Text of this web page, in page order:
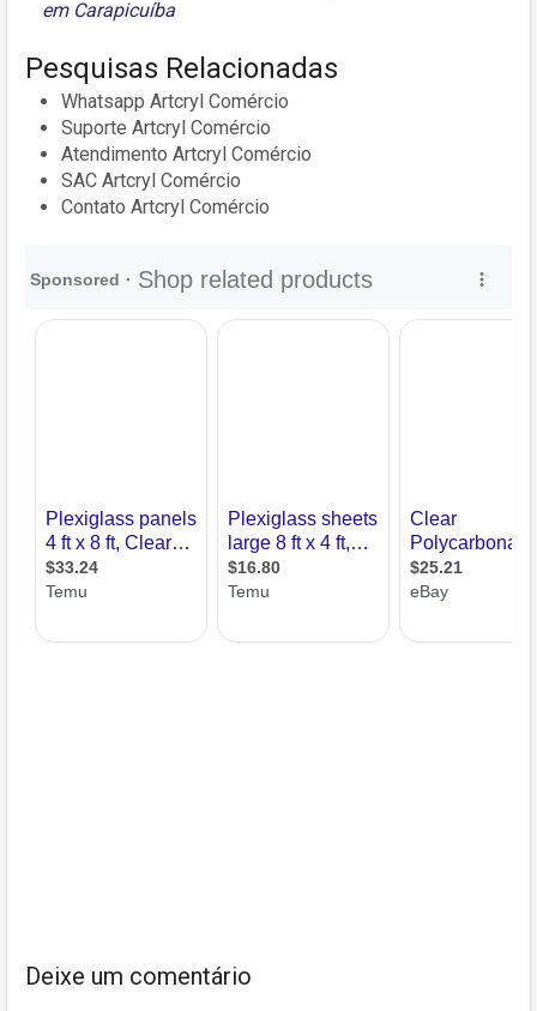
em Carapicuíba
Pesquisas Relacionadas
Whatsapp Artcryl Comércio
Suporte Artcryl Comércio
Atendimento Artcryl Comércio
SAC Artcryl Comércio
Contato Artcryl Comércio
Deixe um comentário